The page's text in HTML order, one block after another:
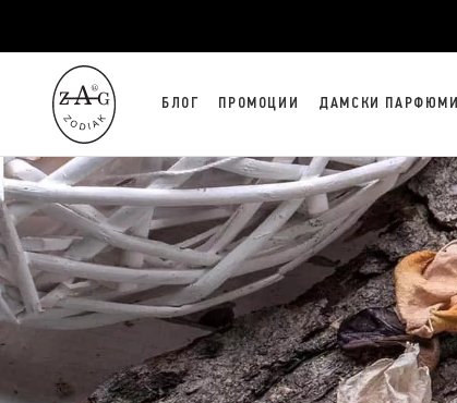
БЛОГ ПРОМОЦИИ ДАМСКИ ПАРФЮМИ